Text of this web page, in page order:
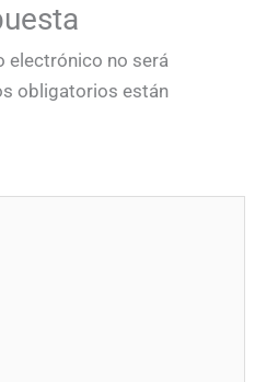
electrónico no será
obligatorios están